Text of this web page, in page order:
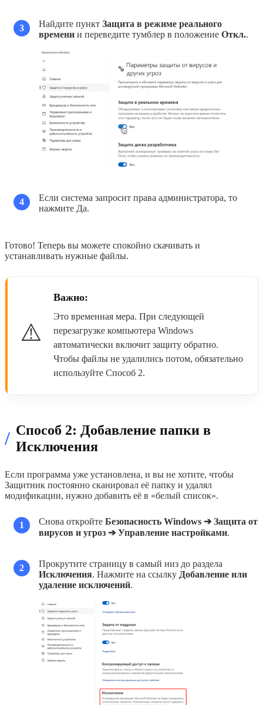
3 Найдите пункт Защита в режиме реального
времени и переведите тумблер в положение Откл..
4
Если система запросит права администратора, то
нажмите Да.
Готово! Теперь вы можете спокойно скачивать и
устанавливать нужные файлы.
⚠️
Важно:
Это временная мера. При следующей
перезагрузке компьютера Windows
автоматически включит защиту обратно.
Чтобы файлы не удалились потом, обязательно
используйте Способ 2.
/ Способ 2: Добавление папки в
Исключения
Если программа уже установлена, и вы не хотите, чтобы
Защитник постоянно сканировал её папку и удалял
модификации, нужно добавить её в «белый список».
1 Снова откройте Безопасность Windows ➔ Защита от
вирусов и угроз ➔ Управление настройками.
2
Прокрутите страницу в самый низ до раздела
Исключения. Нажмите на ссылку Добавление или
удаление исключений.